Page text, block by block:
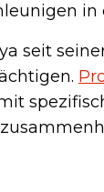
in
seit